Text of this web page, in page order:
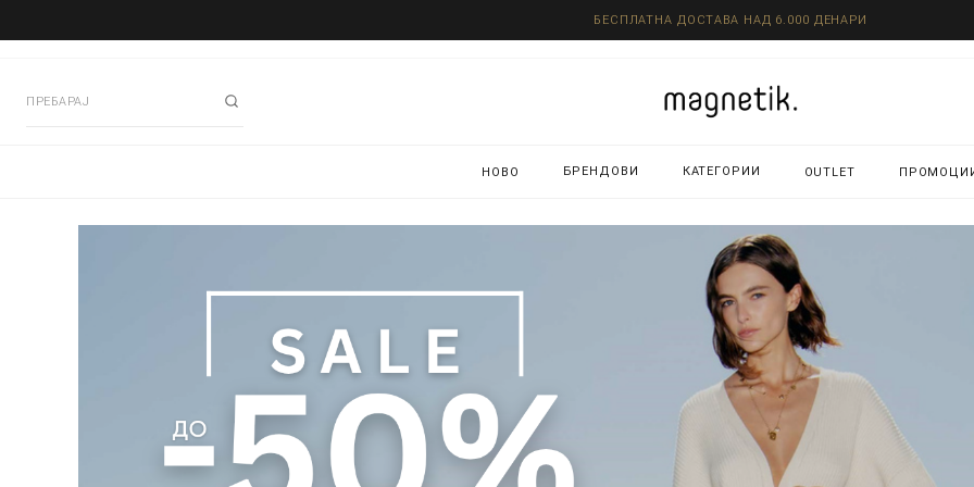
БЕСПЛАТНА ДОСТАВА НАД 6.000 ДЕНАРИ
НОВО БРЕНДОВИ КАТЕГОРИИ OUTLET